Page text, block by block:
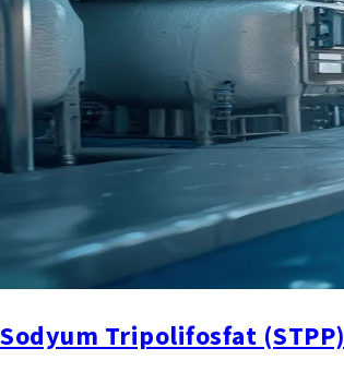
Sodyum Tripolifosfat